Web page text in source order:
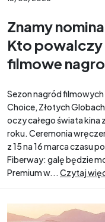
Znamy
Kto powalczy
filmowe
Sezon nagród
Choice, Złotych
oczy całego świata kina
roku. Ceremonia
z 15 na 16 marca czasu
Fiberway: galę będzie
Premium w... Czytaj